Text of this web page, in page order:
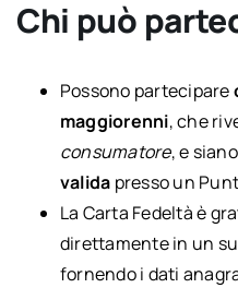
Chi può
Possono partecipare
maggiorenni, che
consumatore, e
valida presso un
La Carta Fedeltà è
direttamente in un
fornendo i dati